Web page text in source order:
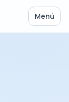
Menú